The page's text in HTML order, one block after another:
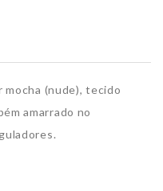
mocha (nude), tecido
amarrado no